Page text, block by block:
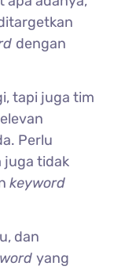
dengan
tapi juga tim
Perlu
juga tidak
keyword
dan
yang